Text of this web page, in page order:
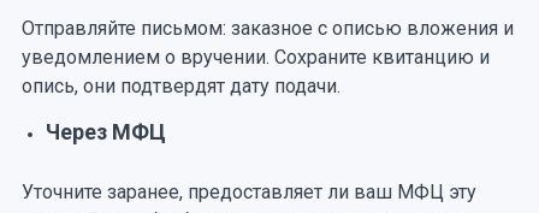
Отправляйте письмом: заказное с описью вложения и
уведомлением о вручении. Сохраните квитанцию и
опись, они подтвердят дату подачи.
Через МФЦ
Уточните заранее, предоставляет ли ваш МФЦ эту